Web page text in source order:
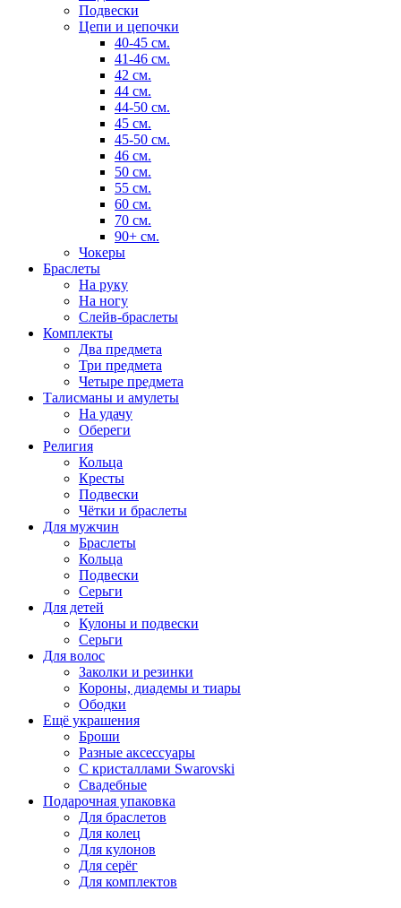
Подвески
Цепи и цепочки
40-45 см.
41-46 см.
42 см.
44 см.
44-50 см.
45 см.
45-50 см.
46 см.
50 см.
55 см.
60 см.
70 см.
90+ см.
Чокеры
Браслеты
На руку
На ногу
Слейв-браслеты
Комплекты
Два предмета
Три предмета
Четыре предмета
Талисманы и амулеты
На удачу
Обереги
Религия
Кольца
Кресты
Подвески
Чётки и браслеты
Для мужчин
Браслеты
Кольца
Подвески
Серьги
Для детей
Кулоны и подвески
Серьги
Для волос
Заколки и резинки
Короны, диадемы и тиары
Ободки
Ещё украшения
Броши
Разные аксессуары
С кристаллами Swarovski
Свадебные
Подарочная упаковка
Для браслетов
Для колец
Для кулонов
Для серёг
Для комплектов